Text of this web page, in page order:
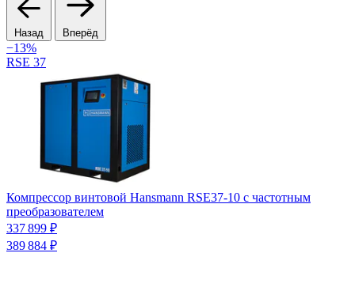
Назад Вперёд
−13%
RSE 37
Компрессор винтовой Hansmann RSE37-10 с частотным
преобразователем
337 899 ₽
389 884 ₽